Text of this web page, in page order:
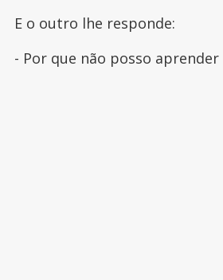
E o outro lhe responde:
- Por que não posso aprender